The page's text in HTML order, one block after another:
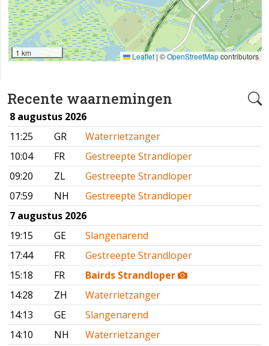
Recente waarnemingen
8 augustus 2026
11:25
GR
Waterrietzanger
10:04
FR
Gestreepte Strandloper
09:20
ZL
Gestreepte Strandloper
07:59
NH
Gestreepte Strandloper
7 augustus 2026
19:15
GE
Slangenarend
17:44
FR
Gestreepte Strandloper
15:18
FR
Bairds Strandloper
14:28
ZH
Waterrietzanger
14:13
GE
Slangenarend
14:10
NH
Waterrietzanger
1 km Leaflet | ©OpenStreetMapcontributors